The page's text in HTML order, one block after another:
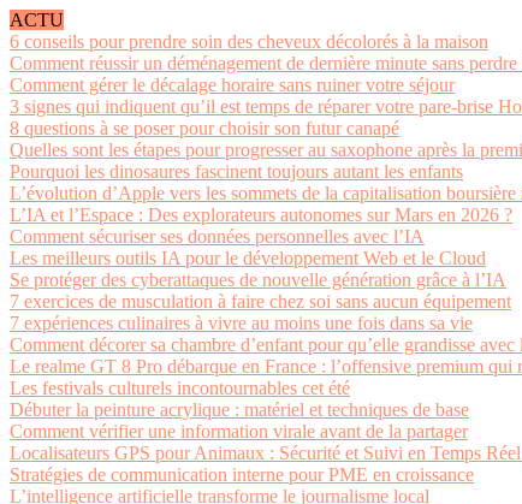
ACTU
6 conseils pour prendre soin des cheveux décolorés à la maison
Comment réussir un déménagement de dernière minute sans perdre
Comment gérer le décalage horaire sans ruiner votre séjour
3 signes qui indiquent qu’il est temps de réparer votre pare-brise
8 questions à se poser pour choisir son futur canapé
Quelles sont les étapes pour progresser au saxophone après la
Pourquoi les dinosaures fascinent toujours autant les enfants
L’évolution d’Apple vers les sommets de la capitalisation
L’IA et l’Espace : Des explorateurs autonomes sur Mars en 2026 ?
Comment sécuriser ses données personnelles avec l’IA
Les meilleurs outils IA pour le développement Web et le Cloud
Se protéger des cyberattaques de nouvelle génération grâce à l’IA
7 exercices de musculation à faire chez soi sans aucun équipement
7 expériences culinaires à vivre au moins une fois dans sa vie
Comment décorer sa chambre d’enfant pour qu’elle grandisse avec
Le realme GT 8 Pro débarque en France : l’offensive premium
Les festivals culturels incontournables cet été
Débuter la peinture acrylique : matériel et techniques de base
Comment vérifier une information virale avant de la partager
Localisateurs GPS pour Animaux : Sécurité et Suivi en Temps
Stratégies de communication interne pour PME en croissance
L’intelligence artificielle transforme le journalisme local